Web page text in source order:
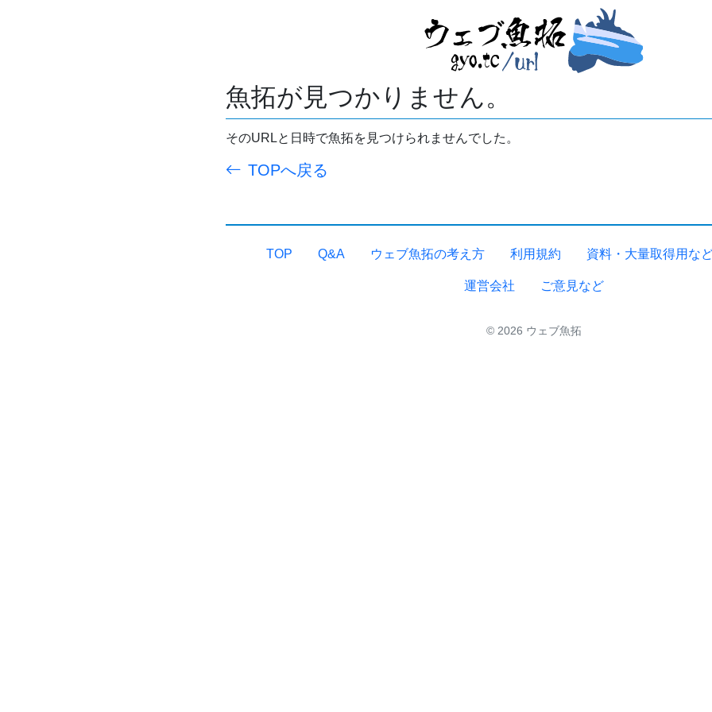
魚拓が見つかりません。
そのURLと日時で魚拓を見つけられませんでした。
TOPへ戻る
TOP Q&A ウェブ魚拓の考え方 利用規約 資料・大量取得用な
運営会社 ご意見など
© 2026 ウェブ魚拓